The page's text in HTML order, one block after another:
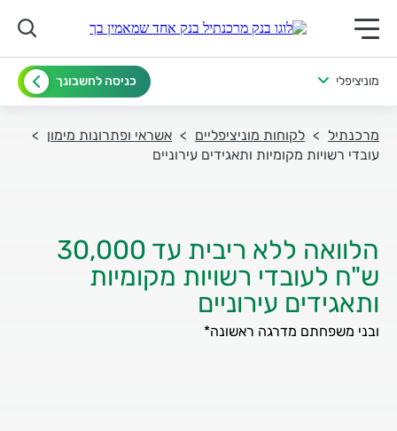
תפריט ראשי לנייד
מוניציפלי כניסה לחשבונך
מרכנתיל לקוחות מוניציפליים
אשראי ופתרונות מימון
עובדי רשויות מקומיות ותאגידים עירוניים
הלוואה ללא ריבית עד 30,000
ש"ח לעובדי רשויות מקומיות
ותאגידים עירוניים
ובני משפחתם מדרגה ראשונה*